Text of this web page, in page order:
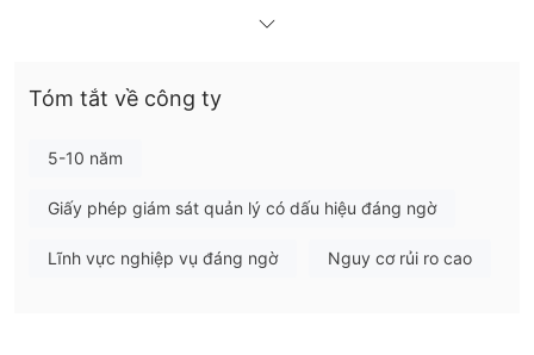
MMF có đáng tin cậy không?
Badan Pengawas Perdagangan Berjangka Komoditi
hiện được phân loại là
các nhà giao dịch tìm kiếm một nhà giao dịch được quy định.
Nhược điểm của MMF
Tóm tắt về công ty
5-10 năm
Giấy phép giám sát quản lý có dấu hiệu đáng ngờ
Lĩnh vực nghiệp vụ đáng ngờ Nguy cơ rủi ro cao